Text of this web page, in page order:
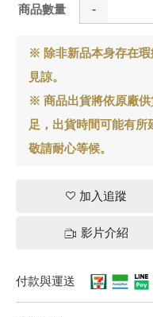
商品數量 -
※ 除非新品本身存在
見諒。
※ 商品出貨將依原廠
足，出貨時間可能有所
敬請耐心等候。
加入追蹤
影片介紹
付款與運送